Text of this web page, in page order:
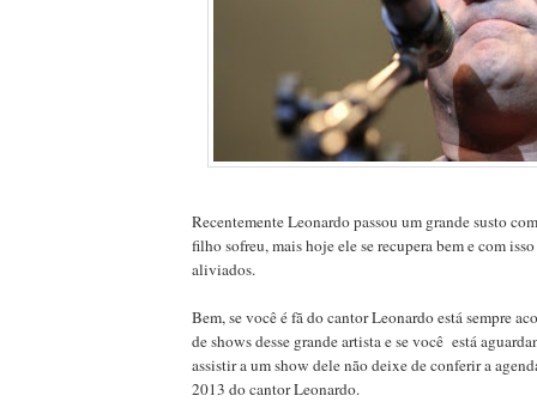
Recentemente Leonardo passou um grande susto
filho sofreu, mais hoje ele se recupera bem e com
aliviados.
Bem, se você é fã do cantor Leonardo está sempre
de shows desse grande artista e se você está
assistir a um show dele não deixe de conferir a
2013 do cantor Leonardo.